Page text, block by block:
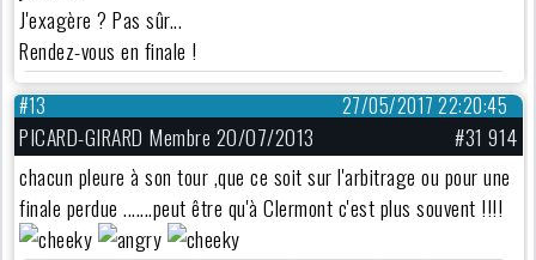
J'exagère ? Pas sûr...
Rendez-vous en finale !
27/05/2017 22:20:45
#13
PICARD-GIRARD Membre 20/07/2013
#31 914
chacun pleure à son tour ,que ce soit sur l'arbitrage ou pour une
finale perdue .......peut être qu'à Clermont c'est plus souvent !!!!